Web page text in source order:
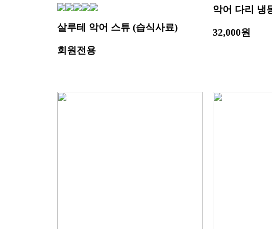
살루테 악어 스튜 (습식사료)
회원전용
악어 다리 냉
32,000원